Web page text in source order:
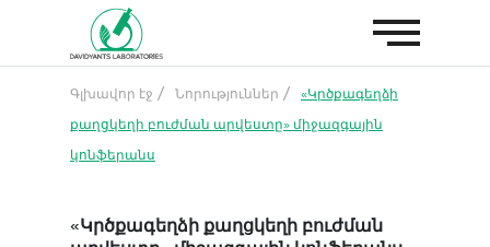
Գլխավոր էջ
Մեր մասին
Հետազոտություններ և գնացուցակ
Գլխավոր էջ Նորություններ
«Կրծքագեղձի
քաղցկեղի բուժման արվեստը» միջազգային
կոնֆերանս
«Կրծքագեղձի քաղցկեղի բուժման